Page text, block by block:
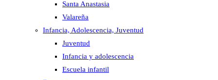
Santa Anastasia
Valareña
Infancia, Adolescencia, Juventud
Juventud
Infancia y adolescencia
Escuela infantil